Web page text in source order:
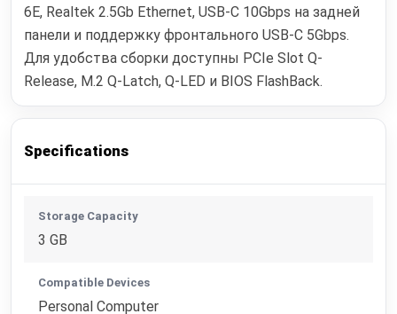
6E, Realtek 2.5Gb Ethernet, USB-C 10Gbps на задней
панели и поддержку фронтального USB-C 5Gbps.
Для удобства сборки доступны PCIe Slot Q-
Release, M.2 Q-Latch, Q-LED и BIOS FlashBack.
Specifications
Storage Capacity
3 GB
Compatible Devices
Personal Computer